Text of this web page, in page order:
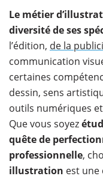
Le métier
diversité de ses
l’édition, de la
communication
certaines
dessin, sens
outils numériques
Que vous soyez
quête de
professionnelle,
illustration est